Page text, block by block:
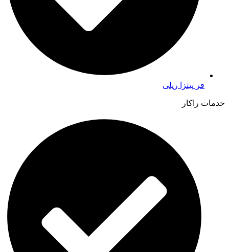
فر پیتزا ریلی
خدمات راکار